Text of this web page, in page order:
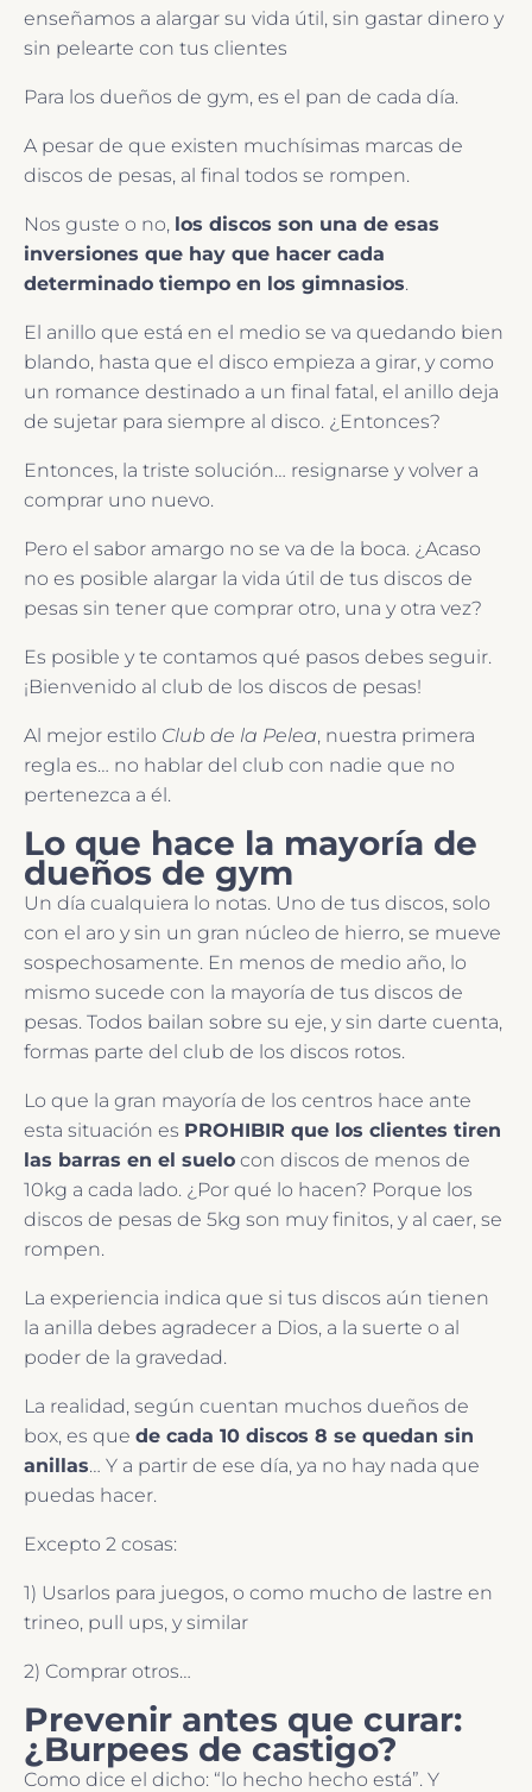
enseñamos a alargar su vida útil, sin gastar dinero y
sin pelearte con tus clientes
Para los dueños de gym, es el pan de cada día.
A pesar de que existen muchísimas marcas de
discos de pesas, al final todos se rompen.
Nos guste o no, los discos son una de esas
inversiones que hay que hacer cada
determinado tiempo en los gimnasios.
El anillo que está en el medio se va quedando bien
blando, hasta que el disco empieza a girar, y como
un romance destinado a un final fatal, el anillo deja
de sujetar para siempre al disco. ¿Entonces?
Entonces, la triste solución… resignarse y volver a
comprar uno nuevo.
Pero el sabor amargo no se va de la boca. ¿Acaso
no es posible alargar la vida útil de tus discos de
pesas sin tener que comprar otro, una y otra vez?
Es posible y te contamos qué pasos debes seguir.
¡Bienvenido al club de los discos de pesas!
Al mejor estilo Club de la Pelea, nuestra primera
regla es… no hablar del club con nadie que no
pertenezca a él.
Lo que hace la mayoría de
dueños de gym
Un día cualquiera lo notas. Uno de tus discos, solo
con el aro y sin un gran núcleo de hierro, se mueve
sospechosamente. En menos de medio año, lo
mismo sucede con la mayoría de tus discos de
pesas. Todos bailan sobre su eje, y sin darte cuenta,
formas parte del club de los discos rotos.
Lo que la gran mayoría de los centros hace ante
esta situación es PROHIBIR que los clientes tiren
las barras en el suelo con discos de menos de
10kg a cada lado. ¿Por qué lo hacen? Porque los
discos de pesas de 5kg son muy finitos, y al caer, se
rompen.
La experiencia indica que si tus discos aún tienen
la anilla debes agradecer a Dios, a la suerte o al
poder de la gravedad.
La realidad, según cuentan muchos dueños de
box, es que de cada 10 discos 8 se quedan sin
anillas… Y a partir de ese día, ya no hay nada que
puedas hacer.
Excepto 2 cosas:
1) Usarlos para juegos, o como mucho de lastre en
trineo, pull ups, y similar
2) Comprar otros…
Prevenir antes que curar:
¿Burpees de castigo?
Como dice el dicho: “lo hecho hecho está”. Y